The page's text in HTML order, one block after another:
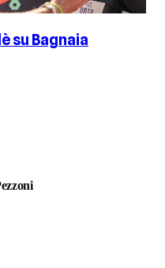
su Bagnaia